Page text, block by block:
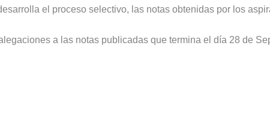
el proceso selectivo, las notas obtenidas por los
a las notas publicadas que termina el día 28 de